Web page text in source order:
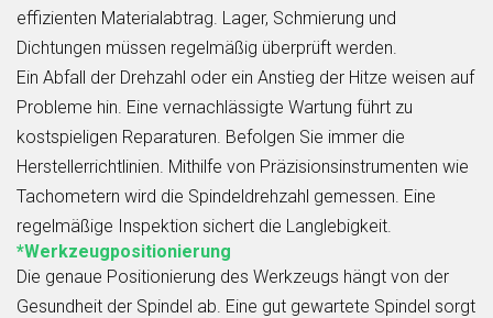
effizienten Materialabtrag. Lager, Schmierung und
Dichtungen müssen regelmäßig überprüft werden.
Ein Abfall der Drehzahl oder ein Anstieg der Hitze weisen auf
Probleme hin. Eine vernachlässigte Wartung führt zu
kostspieligen Reparaturen. Befolgen Sie immer die
Herstellerrichtlinien. Mithilfe von Präzisionsinstrumenten wie
Tachometern wird die Spindeldrehzahl gemessen. Eine
regelmäßige Inspektion sichert die Langlebigkeit.
*Werkzeugpositionierung
Die genaue Positionierung des Werkzeugs hängt von der
Gesundheit der Spindel ab. Eine gut gewartete Spindel sorgt